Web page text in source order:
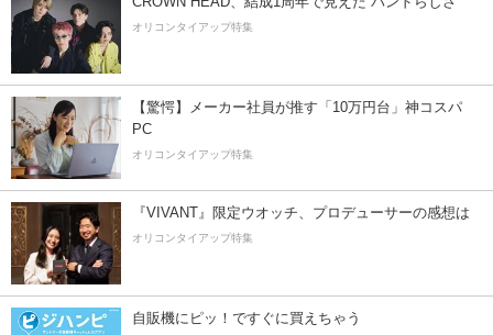
オリコンタイアップ特集
【驚愕】メーカー社員が推す「10万円台」神コスパ
PC
オリコンタイアップ特集
『VIVANT』限定ウオッチ、プロデューサーの感想は
オリコンタイアップ特集
自販機にピッ！ですぐに買えちゃう